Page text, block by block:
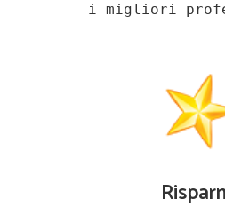
i migliori